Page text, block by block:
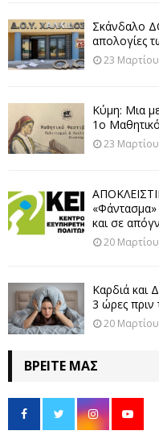
Σκάνδαλο
απολογίες
23
Κύμη: Μια
1ο
23
και σε
20
Καρδιά και
3 ώρες
20
ΒΡΕΊΤΕ ΜΑΣ